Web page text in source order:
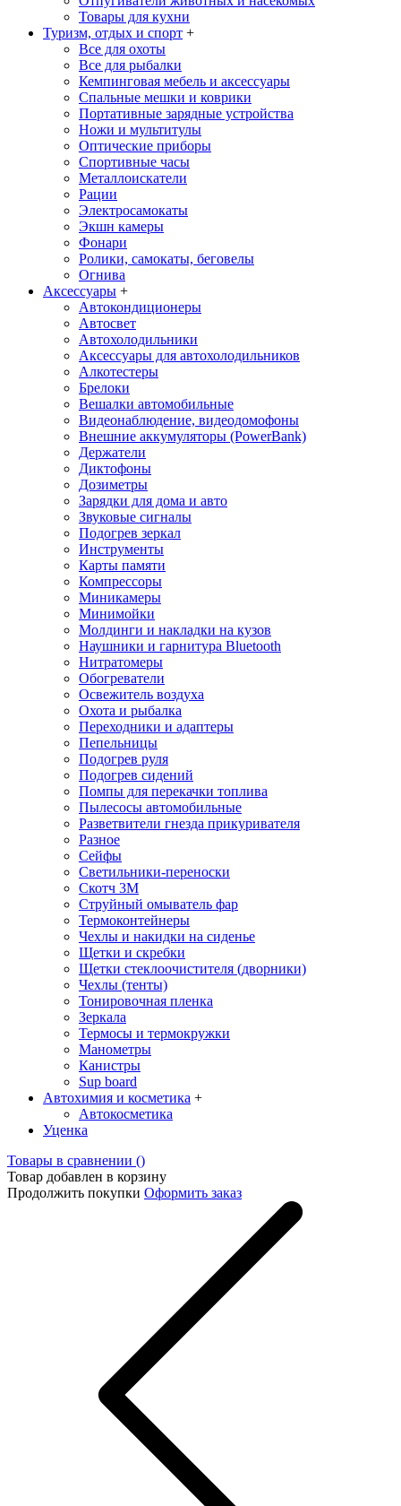
Товары для кухни
Туризм, отдых и спорт +
Все для охоты
Все для рыбалки
Кемпинговая мебель и аксессуары
Спальные мешки и коврики
Портативные зарядные устройства
Ножи и мультитулы
Оптические приборы
Спортивные часы
Металлоискатели
Рации
Электросамокаты
Экшн камеры
Фонари
Ролики, самокаты, беговелы
Огнива
Аксессуары +
Автокондиционеры
Aвтосвет
Автохолодильники
Аксессуары для автохолодильников
Алкотестеры
Брелоки
Вешалки автомобильные
Видеонаблюдение, видеодомофоны
Внешние аккумуляторы (PowerBank)
Держатели
Диктофоны
Дозиметры
Зарядки для дома и авто
Звуковые сигналы
Подогрев зеркал
Инструменты
Карты памяти
Компрессоры
Миникамеры
Минимойки
Молдинги и накладки на кузов
Наушники и гарнитура Bluetooth
Нитратомеры
Обогреватели
Освежитель воздуха
Охота и рыбалка
Переходники и адаптеры
Пепельницы
Подогрев руля
Подогрев сидений
Помпы для перекачки топлива
Пылесосы автомобильные
Разветвители гнезда прикуривателя
Разное
Сейфы
Светильники-переноски
Скотч 3М
Струйный омыватель фар
Термоконтейнеры
Чехлы и накидки на сиденье
Щетки и скребки
Щетки стеклоочистителя (дворники)
Чехлы (тенты)
Тонировочная пленка
Зеркалa
Термосы и термокружки
Манометры
Канистры
Sup board
Автохимия и косметика +
Автокосметика
Уценка
Товары в сравнении ()
Товар добавлен в корзину
Продолжить покупки Оформить заказ